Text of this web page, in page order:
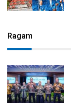
Ragam